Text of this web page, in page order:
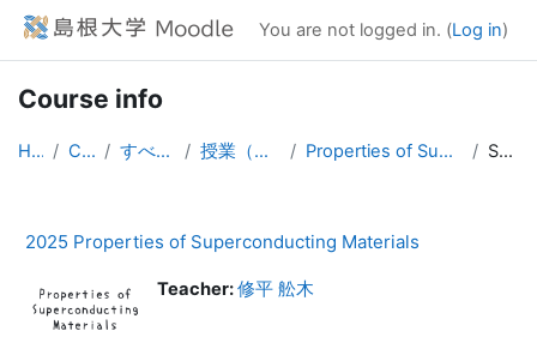
Skip to main content
You are not logged in. (Log in)
Course info
Home Courses すべてのコース 授業（大学院生向け） Properties of Superconducting Materials Summary
2025 Properties of Superconducting Materials
Teacher:修平 舩木